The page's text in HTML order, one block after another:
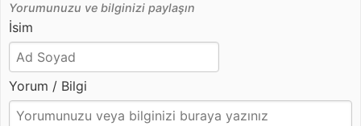
Yorumunuzu ve bilginizi paylaşın
İsim
Yorum / Bilgi